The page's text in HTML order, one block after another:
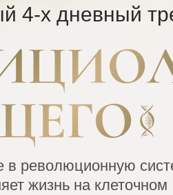
4-х дневный
в революционную
жизнь на клеточном